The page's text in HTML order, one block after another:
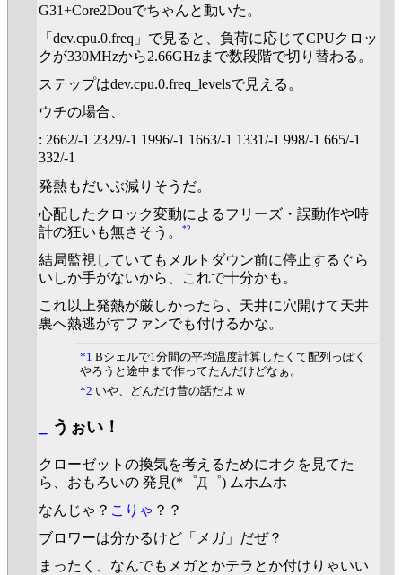
G31+Core2Douでちゃんと動いた。
「dev.cpu.0.freq」で見ると、負荷に応じてCPUクロッ
クが330MHzから2.66GHzまで数段階で切り替わる。
ステップはdev.cpu.0.freq_levelsで見える。
ウチの場合、
: 2662/-1 2329/-1 1996/-1 1663/-1 1331/-1 998/-1 665/-1
332/-1
発熱もだいぶ減りそうだ。
心配したクロック変動によるフリーズ・誤動作や時
計の狂いも無さそう。
*2
結局監視していてもメルトダウン前に停止するぐら
いしか手がないから、これで十分かも。
これ以上発熱が厳しかったら、天井に穴開けて天井
裏へ熱逃がすファンでも付けるかな。
*1 Bシェルで1分間の平均温度計算したくて配列っぽく
やろうと途中まで作ってたんだけどなぁ。
*2 いや、どんだけ昔の話だよｗ
うぉい！
クローゼットの換気を考えるためにオクを見てた
ら、おもろいの 発見(*゜Д゜) ムホムホ
なんじゃ？ こりゃ ？？
ブロワーは分かるけど「メガ」だぜ？
まったく、なんでもメガとかテラとか付けりゃいい